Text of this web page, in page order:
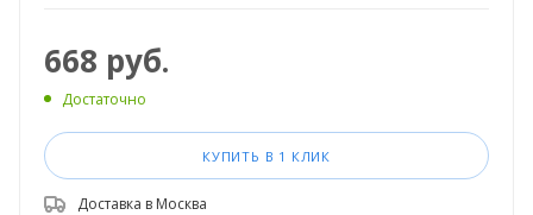
668 руб.
Достаточно
КУПИТЬ В 1 КЛИК
Доставка в Москва